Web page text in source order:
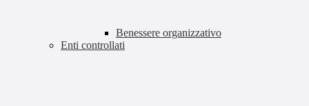
Benessere organizzativo
Enti controllati